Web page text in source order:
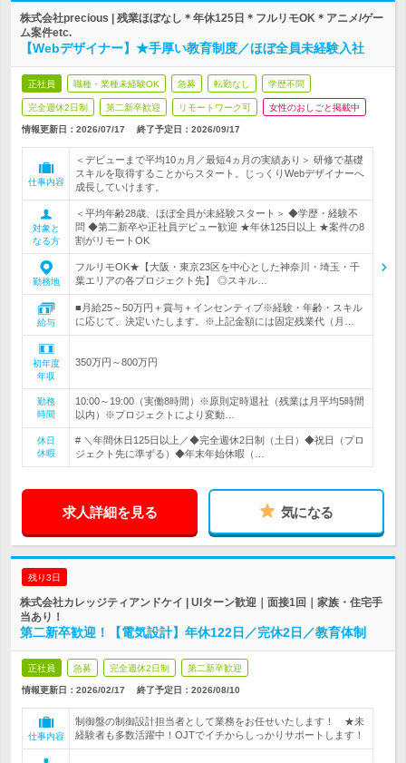
株式会社precious | 残業ほぼなし＊年休125日＊フルリモOK＊アニメ/ゲー
ム案件etc.
【Webデザイナー】★手厚い教育制度／ほぼ全員未経験入社
正社員 職種・業種未経験OK 急募 転勤なし 学歴不問
完全週休2日制 第二新卒歓迎 リモートワーク可 女性のおしごと掲載中
情報更新日：2026/07/17 終了予定日： 2026/09/17
仕事内容
＜デビューまで平均10ヵ月／最短4ヵ月の実績あり＞ 研修で基礎
スキルを取得することからスタート。じっくりWebデザイナーへ
成長していけます。
対象と
なる方
＜平均年齢28歳、ほぼ全員が未経験スタート＞ ◆学歴・経験不
問 ◆第二新卒や正社員デビュー歓迎 ★年休125日以上 ★案件の8
割がリモートOK
勤務地
フルリモOK★【大阪・東京23区を中心とした神奈川・埼玉・千
葉エリアの各プロジェクト先】 ◎スキル…
給与
■月給25～50万円＋賞与＋インセンティブ※経験・年齢・スキル
に応じて、決定いたします。※上記金額には固定残業代（月…
初年度
年収
350万円～800万円
勤務
時間
10:00～19:00（実働8時間）※原則定時退社（残業は月平均5時間
以内）※プロジェクトにより変動…
休日
休暇
# ＼年間休日125日以上／◆完全週休2日制（土日）◆祝日（プロ
ジェクト先に準ずる）◆年末年始休暇（…
求人詳細を見る 気になる
残り3日
株式会社カレッジティアンドケイ | UIターン歓迎｜面接1回｜家族・住宅手
当あり！
第二新卒歓迎！【電気設計】年休122日／完休2日／教育体制
正社員 急募 完全週休2日制 第二新卒歓迎
情報更新日：2026/02/17 終了予定日： 2026/08/10
仕事内容
制御盤の制御設計担当者として業務をお任せいたします！ ★未
経験者も多数活躍中！OJTでイチからしっかりサポートします！